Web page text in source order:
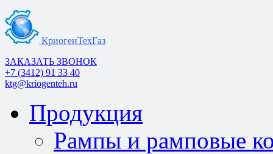
КриогенТехГаз
ЗАКАЗАТЬ ЗВОНОК
+7 (3412) 91 33 40
ktg@kriogenteh.ru
Продукция
Рампы и рамповые